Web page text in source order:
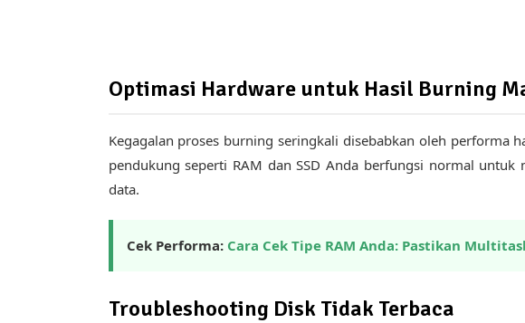
Optimasi Hardware untuk Hasil Burning
Kegagalan proses burning seringkali disebabkan oleh performa
pendukung seperti RAM dan SSD Anda berfungsi normal
data.
Cek Performa: Cara Cek Tipe RAM Anda: Pastikan
Troubleshooting Disk Tidak Terbaca